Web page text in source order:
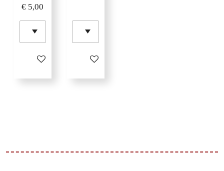
€ 5,00
In winkelwagen In winkelwagen